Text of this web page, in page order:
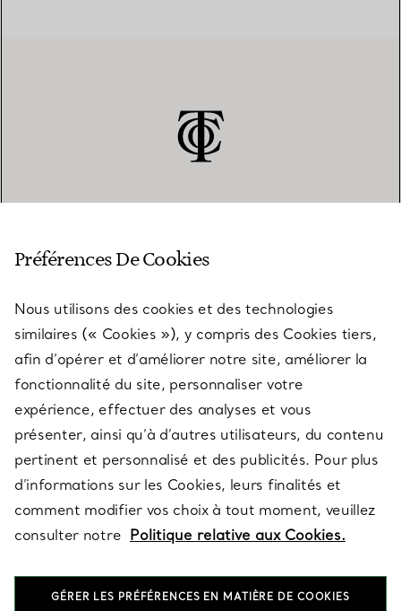
SERVICES
À PROPOS
QUESTIONS LÉGALES
SUIVEZ-NOUS
Préférences De Cookies
Nous utilisons des cookies et des technologies
similaires (« Cookies »), y compris des Cookies tiers,
afin d’opérer et d’améliorer notre site, améliorer la
fonctionnalité du site, personnaliser votre
expérience, effectuer des analyses et vous
présenter, ainsi qu’à d’autres utilisateurs, du contenu
pertinent et personnalisé et des publicités. Pour plus
d’informations sur les Cookies, leurs finalités et
comment modifier vos choix à tout moment, veuillez
consulter notre Politique relative aux Cookies.
GÉRER LES PRÉFÉRENCES EN MATIÈRE DE COOKIES